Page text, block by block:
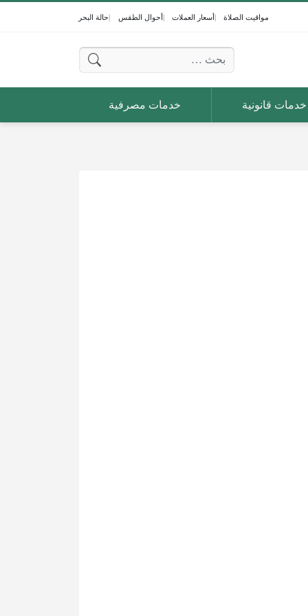
مواقيت الصلاة أسعار العملات أحوال الطقس حالة البحر
البحث عن:
خدمات قانونية خدمات مصرفية